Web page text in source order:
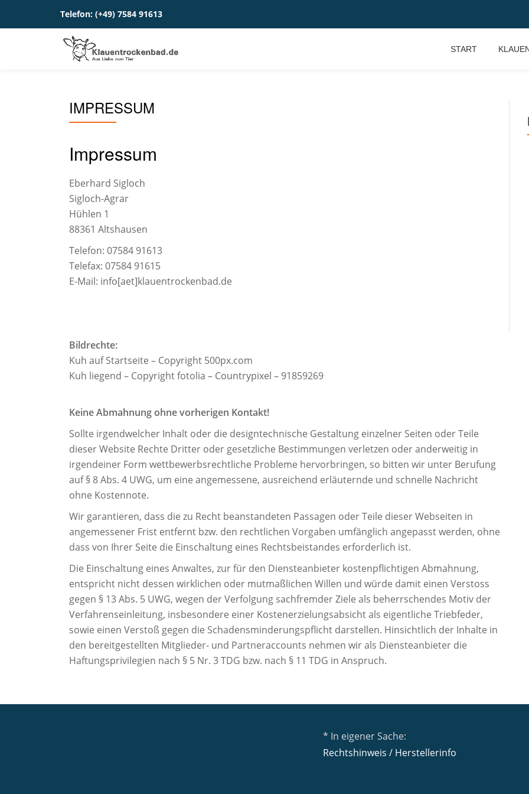
Skip
Telefon: (+49) 7584 91613
START
IMPRESSUM
Impressum
Eberhard Sigloch
Sigloch-Agrar
Hühlen 1
88361 Altshausen
Telefon: 07584 91613
Telefax: 07584 91615
E-Mail: info[aet]klauentrockenbad.de
Bildrechte:
Kuh auf Startseite – Copyright 500px.com
Kuh liegend – Copyright fotolia – Countrypixel – 91859269
Keine Abmahnung ohne vorherigen Kontakt!
Sollte irgendwelcher Inhalt oder die designtechnische Gestaltung einzelner Seiten oder Teile
dieser Website Rechte Dritter oder gesetzliche Bestimmungen verletzen oder anderweitig in
irgendeiner Form wettbewerbsrechtliche Probleme hervorbringen, so bitten wir unter Berufung
auf § 8 Abs. 4 UWG, um eine angemessene, ausreichend erläuternde und schnelle Nachricht
ohne Kostennote.
Wir garantieren, dass die zu Recht beanstandeten Passagen oder Teile dieser Webseiten in
angemessener Frist entfernt bzw. den rechtlichen Vorgaben umfänglich angepasst werden, ohne
dass von Ihrer Seite die Einschaltung eines Rechtsbeistandes erforderlich ist.
Die Einschaltung eines Anwaltes, zur für den Diensteanbieter kostenpflichtigen Abmahnung,
entspricht nicht dessen wirklichen oder mutmaßlichen Willen und würde damit einen Verstoss
gegen § 13 Abs. 5 UWG, wegen der Verfolgung sachfremder Ziele als beherrschendes Motiv der
Verfahrenseinleitung, insbesondere einer Kostenerzielungsabsicht als eigentliche Triebfeder,
sowie einen Verstoß gegen die Schadensminderungspflicht darstellen. Hinsichtlich der Inhalte in
den bereitgestellten Mitglieder- und Partneraccounts nehmen wir als Diensteanbieter die
Haftungsprivilegien nach § 5 Nr. 3 TDG bzw. nach § 11 TDG in Anspruch.
* In eigener Sache:
Rechtshinweis / Herstellerinfo